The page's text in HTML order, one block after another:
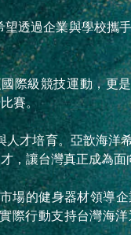
透過企業與學校攜
級競技運動，更
賽。
人才培育。亞歆海
，讓台灣真正成為
場的健身器材領導
際行動支持台灣海